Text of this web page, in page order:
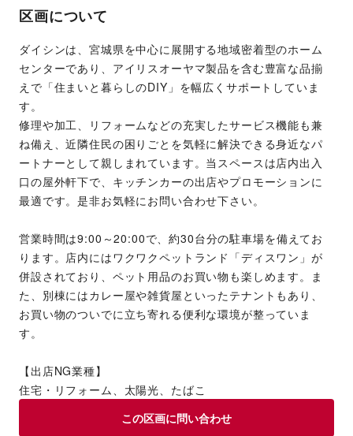
区画について
ダイシンは、宮城県を中心に展開する地域密着型のホーム
センターであり、アイリスオーヤマ製品を含む豊富な品揃
えで「住まいと暮らしのDIY」を幅広くサポートしていま
す。
修理や加工、リフォームなどの充実したサービス機能も兼
ね備え、近隣住民の困りごとを気軽に解決できる身近なパ
ートナーとして親しまれています。当スペースは店内出入
口の屋外軒下で、キッチンカーの出店やプロモーションに
最適です。是非お気軽にお問い合わせ下さい。
営業時間は9:00～20:00で、約30台分の駐車場を備えてお
ります。店内にはワクワクペットランド「ディスワン」が
併設されており、ペット用品のお買い物も楽しめます。ま
た、別棟にはカレー屋や雑貨屋といったテナントもあり、
お買い物のついでに立ち寄れる便利な環境が整っていま
す。
【出店NG業種】
住宅・リフォーム、太陽光、たばこ
この区画に問い合わせ